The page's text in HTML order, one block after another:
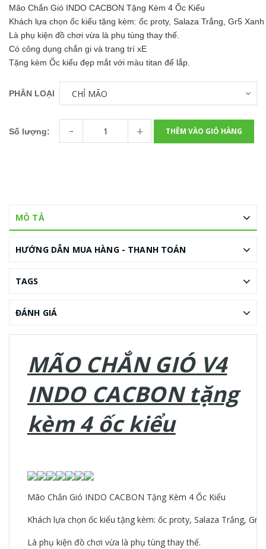
Mão Chắn Gió INDO CACBON Tặng Kèm 4 Ốc Kiểu
Khách lựa chọn ốc kiểu tặng kèm: ốc proty, Salaza Trắng, Gr5
Là phụ kiện đồ chơi vừa là phụ tùng thay thế.
Có công dụng chắn gi và trang trí xE
Tặng kèm Ốc kiểu đẹp mắt với màu titan để lắp.
PHÂN LOẠI
Số lượng: - + THÊM VÀO GIỎ HÀNG
MÔ TẢ
HƯỚNG DẪN MUA HÀNG - THANH TOÁN
TAGS
ĐÁNH GIÁ
MÃO CHẮN GIÓ V4
INDO CACBON tặng
kèm 4 ốc kiểu
Mão Chắn Gió INDO CACBON Tặng Kèm 4 Ốc Kiểu
Khách lựa chọn ốc kiểu tặng kèm: ốc proty, Salaza Trắng,
Là phụ kiện đồ chơi vừa là phụ tùng thay thế.